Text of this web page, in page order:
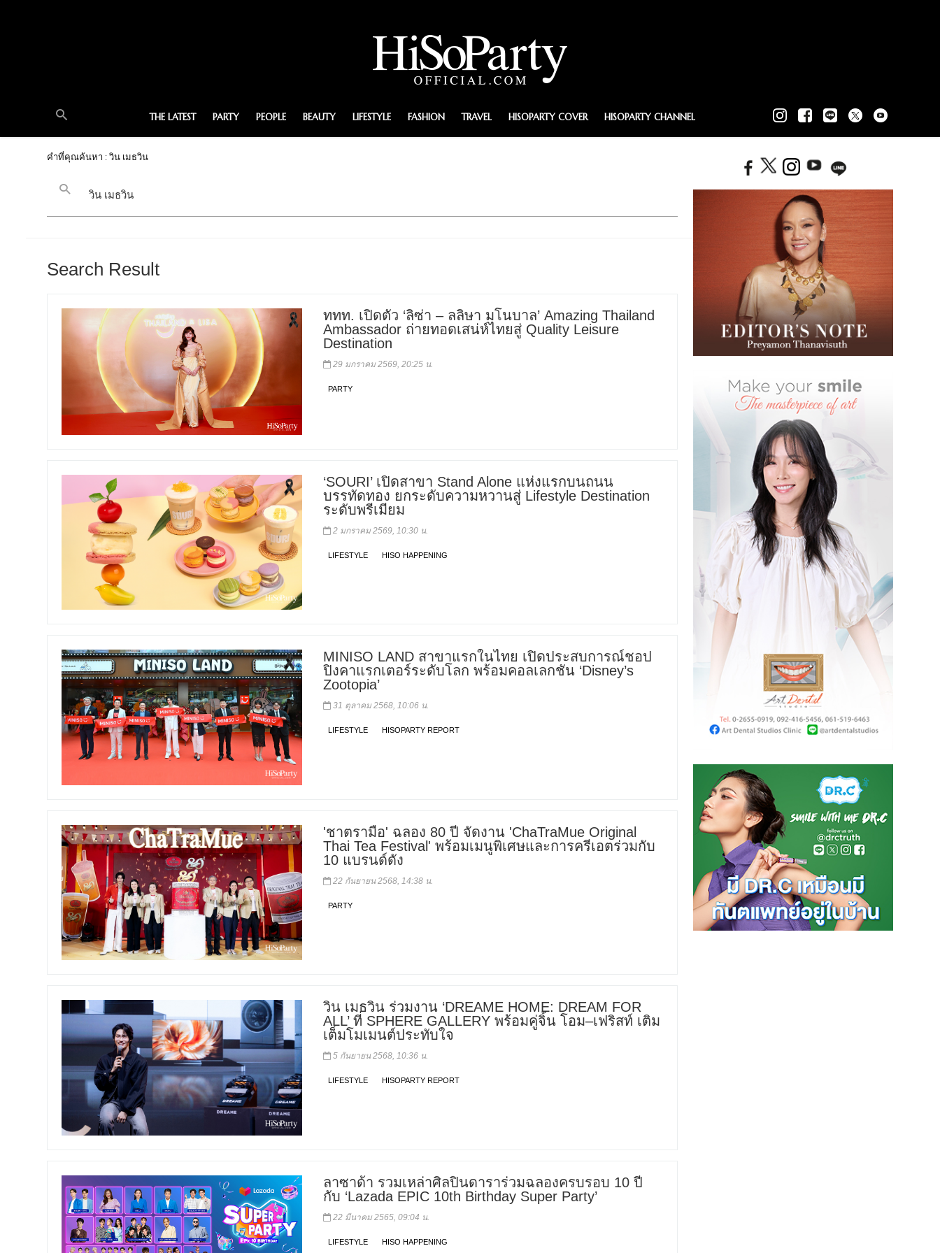
THE LATEST PARTY PEOPLE BEAUTY LIFESTYLE FASHION TRAVEL HISOPARTY COVER HISOPARTY CHANNEL
คำที่คุณค้นหา : วิน เมธวิน
Search Result
ททท. เปิดตัว ‘ลิซ่า – ลลิษา มโนบาล’ Amazing Thailand
Ambassador ถ่ายทอดเสน่ห์ไทยสู่ Quality Leisure
Destination
29 มกราคม 2569, 20:25 น.
PARTY
‘SOURI’ เปิดสาขา Stand Alone แห่งแรกบนถนน
บรรทัดทอง ยกระดับความหวานสู่ Lifestyle Destination
ระดับพรีเมียม
2 มกราคม 2569, 10:30 น.
LIFESTYLE HISO HAPPENING
MINISO LAND สาขาแรกในไทย เปิดประสบการณ์ชอป
ปิงคาแรกเตอร์ระดับโลก พร้อมคอลเลกชัน ‘Disney’s
Zootopia’
31 ตุลาคม 2568, 10:06 น.
LIFESTYLE HISOPARTY REPORT
'ชาตรามือ' ฉลอง 80 ปี จัดงาน 'ChaTraMue Original
Thai Tea Festival' พร้อมเมนูพิเศษและการครีเอตร่วมกับ
10 แบรนด์ดัง
22 กันยายน 2568, 14:38 น.
PARTY
วิน เมธวิน ร่วมงาน ‘DREAME HOME: DREAM FOR
ALL’ ที่ SPHERE GALLERY พร้อมคู่จิ้น โอม–เฟริสท์ เติม
เต็มโมเมนต์ประทับใจ
5 กันยายน 2568, 10:36 น.
LIFESTYLE HISOPARTY REPORT
ลาซาด้า รวมเหล่าศิลปินดาราร่วมฉลองครบรอบ 10 ปี
กับ ‘Lazada EPIC 10th Birthday Super Party’
22 มีนาคม 2565, 09:04 น.
LIFESTYLE HISO HAPPENING